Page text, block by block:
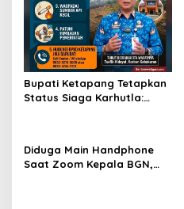
Bupati Ketapang Tetapkan
Status Siaga Karhutla:
Diduga Main Handphone
Saat Zoom Kepala BGN,